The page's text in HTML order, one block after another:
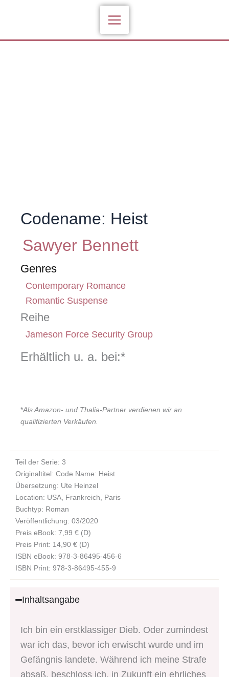
Codename: Heist
Sawyer Bennett
Genres
Contemporary Romance
Romantic Suspense
Reihe
Jameson Force Security Group
Erhältlich u. a. bei:*
*Als Amazon- und Thalia-Partner verdienen wir an
qualifizierten Verkäufen.
Teil der Serie: 3
Originaltitel: Code Name: Heist
Übersetzung: Ute Heinzel
Location: USA, Frankreich, Paris
Buchtyp: Roman
Veröffentlichung: 03/2020
Preis eBook: 7,99 € (D)
Preis Print: 14,90 € (D)
ISBN eBook: 978-3-86495-456-6
ISBN Print: 978-3-86495-455-9
Inhaltsangabe
Ich bin ein erstklassiger Dieb. Oder zumindest
war ich das, bevor ich erwischt wurde und im
Gefängnis landete. Während ich meine Strafe
absaß, beschloss ich, in Zukunft ein ehrliches